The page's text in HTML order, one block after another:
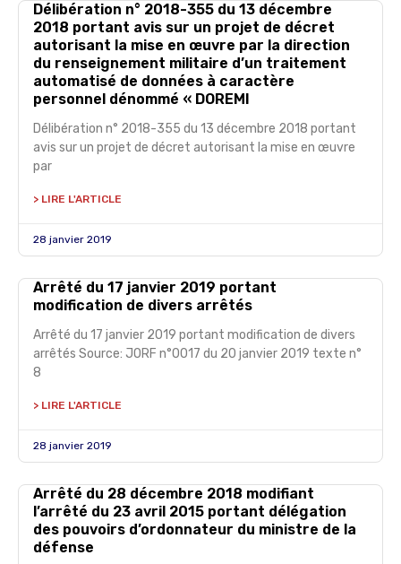
Délibération n° 2018-355 du 13 décembre
2018 portant avis sur un projet de décret
autorisant la mise en œuvre par la direction
du renseignement militaire d’un traitement
automatisé de données à caractère
personnel dénommé « DOREMI
Délibération n° 2018-355 du 13 décembre 2018 portant
avis sur un projet de décret autorisant la mise en œuvre
par
> LIRE L'ARTICLE
28 janvier 2019
Arrêté du 17 janvier 2019 portant
modification de divers arrêtés
Arrêté du 17 janvier 2019 portant modification de divers
arrêtés Source: JORF n°0017 du 20 janvier 2019 texte n°
8
> LIRE L'ARTICLE
28 janvier 2019
Arrêté du 28 décembre 2018 modifiant
l’arrêté du 23 avril 2015 portant délégation
des pouvoirs d’ordonnateur du ministre de la
défense